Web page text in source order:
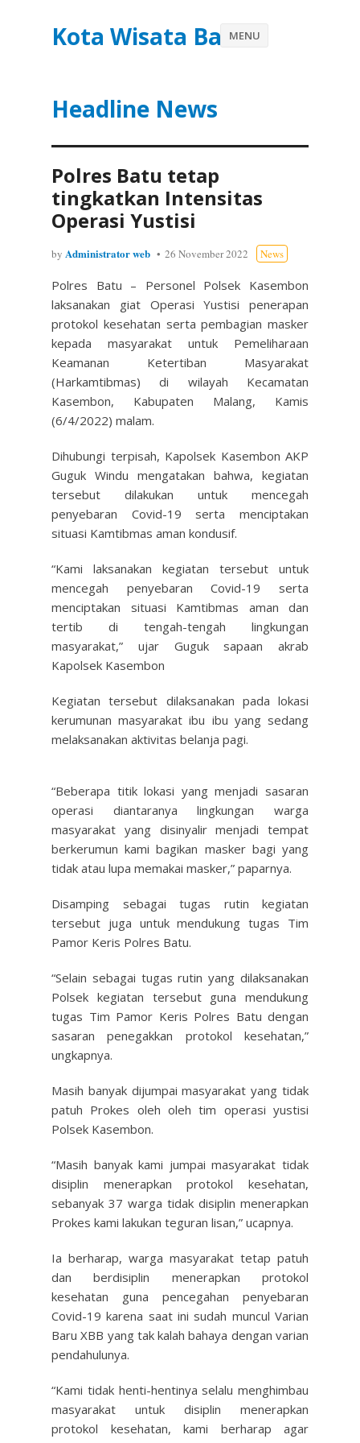
Kota Wisata Batu
Headline News
MENU
Polres Batu tetap
tingkatkan Intensitas
Operasi Yustisi
by Administrator web 26 November 2022 News
Polres Batu – Personel Polsek Kasembon
laksanakan giat Operasi Yustisi penerapan
protokol kesehatan serta pembagian masker
kepada masyarakat untuk Pemeliharaan
Keamanan Ketertiban Masyarakat
(Harkamtibmas) di wilayah Kecamatan
Kasembon, Kabupaten Malang, Kamis
(6/4/2022) malam.
Dihubungi terpisah, Kapolsek Kasembon AKP
Guguk Windu mengatakan bahwa, kegiatan
tersebut dilakukan untuk mencegah
penyebaran Covid-19 serta menciptakan
situasi Kamtibmas aman kondusif.
“Kami laksanakan kegiatan tersebut untuk
mencegah penyebaran Covid-19 serta
menciptakan situasi Kamtibmas aman dan
tertib di tengah-tengah lingkungan
masyarakat,” ujar Guguk sapaan akrab
Kapolsek Kasembon
Kegiatan tersebut dilaksanakan pada lokasi
kerumunan masyarakat ibu ibu yang sedang
melaksanakan aktivitas belanja pagi.
“Beberapa titik lokasi yang menjadi sasaran
operasi diantaranya lingkungan warga
masyarakat yang disinyalir menjadi tempat
berkerumun kami bagikan masker bagi yang
tidak atau lupa memakai masker,” paparnya.
Disamping sebagai tugas rutin kegiatan
tersebut juga untuk mendukung tugas Tim
Pamor Keris Polres Batu.
“Selain sebagai tugas rutin yang dilaksanakan
Polsek kegiatan tersebut guna mendukung
tugas Tim Pamor Keris Polres Batu dengan
sasaran penegakkan protokol kesehatan,”
ungkapnya.
Masih banyak dijumpai masyarakat yang tidak
patuh Prokes oleh oleh tim operasi yustisi
Polsek Kasembon.
“Masih banyak kami jumpai masyarakat tidak
disiplin menerapkan protokol kesehatan,
sebanyak 37 warga tidak disiplin menerapkan
Prokes kami lakukan teguran lisan,” ucapnya.
Ia berharap, warga masyarakat tetap patuh
dan berdisiplin menerapkan protokol
kesehatan guna pencegahan penyebaran
Covid-19 karena saat ini sudah muncul Varian
Baru XBB yang tak kalah bahaya dengan varian
pendahulunya.
“Kami tidak henti-hentinya selalu menghimbau
masyarakat untuk disiplin menerapkan
protokol kesehatan, kami berharap agar